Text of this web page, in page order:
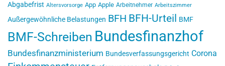
Abgabefrist Altersvorsorge App Apple Arbeitnehmer Arbeitszimmer
Außergewöhnliche Belastungen BFH BFH-Urteil BMF
BMF-Schreiben Bundesfinanzhof
Bundesfinanzministerium Bundesverfassungsgericht Corona